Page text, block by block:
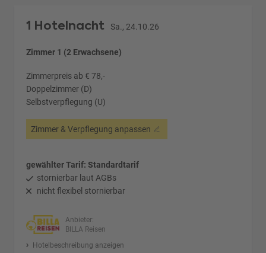
1 Hotelnacht Sa., 24.10.26
Zimmer 1 (2 Erwachsene)
Zimmerpreis ab € 78,-
Doppelzimmer (D)
Selbstverpflegung (U)
Zimmer & Verpflegung anpassen
gewählter Tarif: Standardtarif
stornierbar laut AGBs
nicht flexibel stornierbar
Anbieter:
BILLA Reisen
Hotelbeschreibung anzeigen